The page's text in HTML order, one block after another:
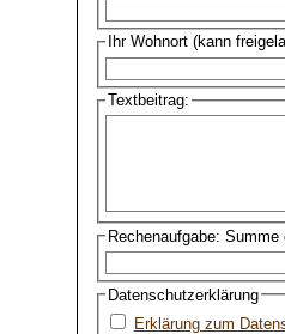
Ihr Wohnort (kann
Textbeitrag:
Rechenaufgabe:
Datenschutzerklärung
Erklärung zum